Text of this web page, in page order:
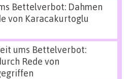
Bettelverbot: Dahmen
von Karacakurtoglu
ums Bettelverbot:
Rede von